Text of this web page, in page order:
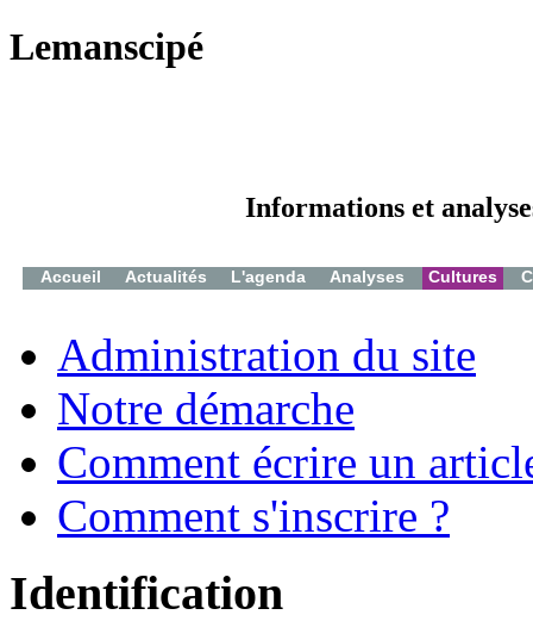
Lemanscipé
Informations et
Accueil Actualités L'agenda Analyses Cultures
Administration du site
Notre démarche
Comment écrire un
Comment s'inscrire ?
Identification